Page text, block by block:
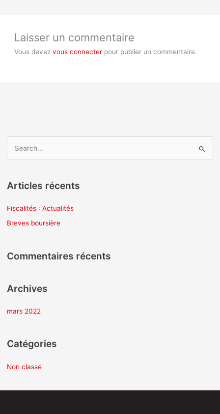
Laisser un commentaire
Vous devezvous connecter pour publier un commentaire.
h
e
Articles récents
Fiscalités : Actualités
Breves boursière
Commentaires récents
Archives
mars 2022
Catégories
Non classé